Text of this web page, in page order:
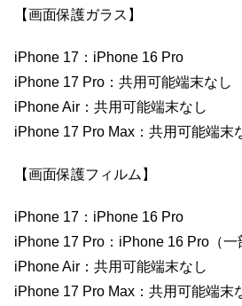
【画面保護ガラス】
iPhone 17：iPhone 16 Pro
iPhone 17 Pro：共用可能端末なし
iPhone Air：共用可能端末なし
iPhone 17 Pro Max：共用可能端末
【画面保護フィルム】
iPhone 17：iPhone 16 Pro
iPhone 17 Pro：iPhone 16 Pro（一
iPhone Air：共用可能端末なし
iPhone 17 Pro Max：共用可能端末